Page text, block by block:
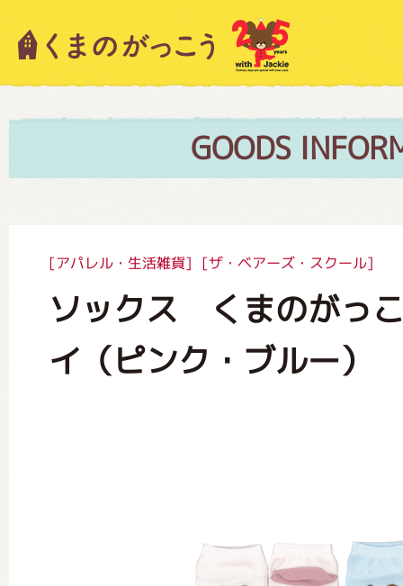
GOODS
[アパレル・生活雑貨] [ザ・ベアーズ・スクール]
ソックス くまのがっ
イ（ピンク・ブルー）
キャラクター紹介
絵本・作家紹介
ミュージカル・コンサート